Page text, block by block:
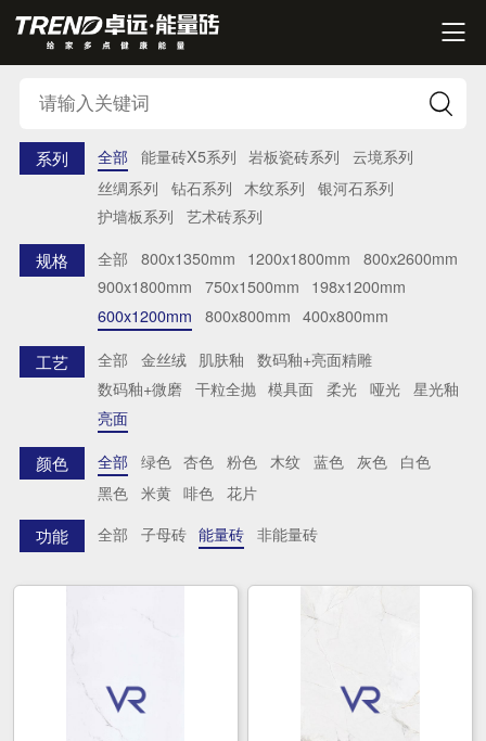


系列 全部 能量砖X5系列 岩板瓷砖系列
云境系列
丝绸系列
钻石系列 木纹系列
银河石系列
护墙板系列
艺术砖系列
规格 全部 800x1350mm 1200x1800mm
800x2600mm
900x1800mm
750x1500mm
198x1200mm
600x1200mm
800x800mm 400x800mm
工艺 全部 金丝绒 肌肤釉
数码釉+亮面精雕
数码釉+微磨
干粒全抛 模具面 柔光 哑光
星光釉
亮面
颜色 全部 绿色 杏色 粉色 木纹 蓝色 灰色
白色
黑色
米黄 啡色 花片
功能 全部 子母砖 能量砖 非能量砖